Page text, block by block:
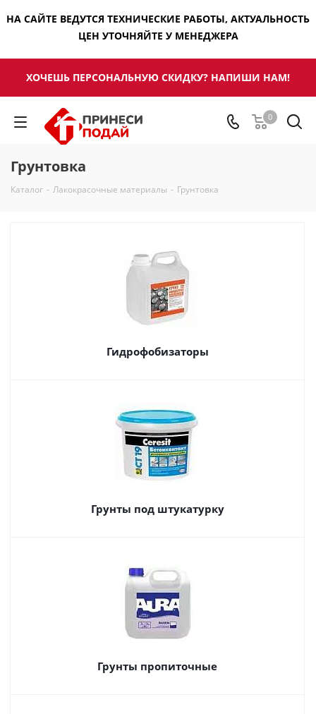
НА САЙТЕ ВЕДУТСЯ ТЕХНИЧЕСКИЕ РАБОТЫ, АКТУАЛЬНОСТЬ
ЦЕН УТОЧНЯЙТЕ У МЕНЕДЖЕРА
ХОЧЕШЬ ПЕРСОНАЛЬНУЮ СКИДКУ? НАПИШИ НАМ!
0
Грунтовка
Каталог - Лакокрасочные материалы - Грунтовка
Гидрофобизаторы
Грунты под штукатурку
Грунты пропиточные